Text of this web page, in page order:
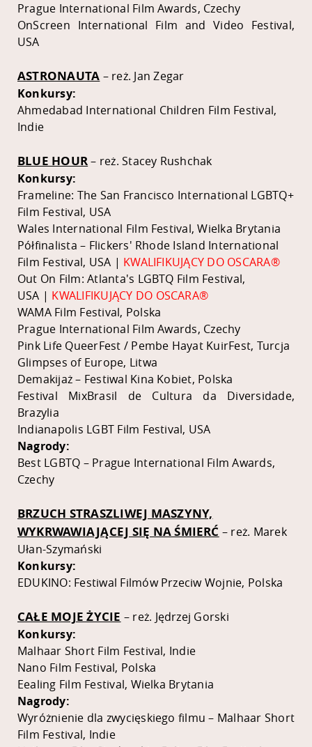
Prague International Film Awards, Czechy
OnScreen International Film and Video Festival,
USA
ASTRONAUTA – reż. Jan Zegar
Konkursy:
Ahmedabad International Children Film Festival,
Indie
BLUE HOUR– reż. Stacey Rushchak
Konkursy:
Frameline: The San Francisco International LGBTQ+
Film Festival, USA
Wales International Film Festival, Wielka Brytania
Półfinalista – Flickers' Rhode Island International
Film Festival, USA | KWALIFIKUJĄCY DO OSCARA®
Out On Film: Atlanta's LGBTQ Film Festival,
USA | KWALIFIKUJĄCY DO OSCARA®
WAMA Film Festival, Polska
Prague International Film Awards, Czechy
Pink Life QueerFest / Pembe Hayat KuirFest, Turcja
Glimpses of Europe, Litwa
Demakijaż – Festiwal Kina Kobiet, Polska
Festival MixBrasil de Cultura da Diversidade,
Brazylia
Indianapolis LGBT Film Festival, USA
Nagrody:
Best LGBTQ – Prague International Film Awards,
Czechy
BRZUCH STRASZLIWEJ MASZYNY,
WYKRWAWIAJĄCEJ SIĘ NA ŚMIERĆ – reż. Marek
Ułan-Szymański
Konkursy:
EDUKINO: Festiwal Filmów Przeciw Wojnie, Polska
CAŁE MOJE ŻYCIE – reż. Jędrzej Gorski
Konkursy:
Malhaar Short Film Festival, Indie
Nano Film Festival, Polska
Eealing Film Festival, Wielka Brytania
Nagrody:
Wyróżnienie dla zwycięskiego filmu – Malhaar Short
Film Festival, Indie